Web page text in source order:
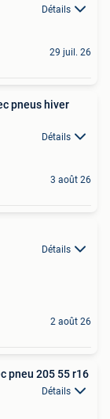
Détails
29 juil. 26
pneus hiver
Détails
3 août 26
Détails
2 août 26
pneu 205 55 r16
Détails